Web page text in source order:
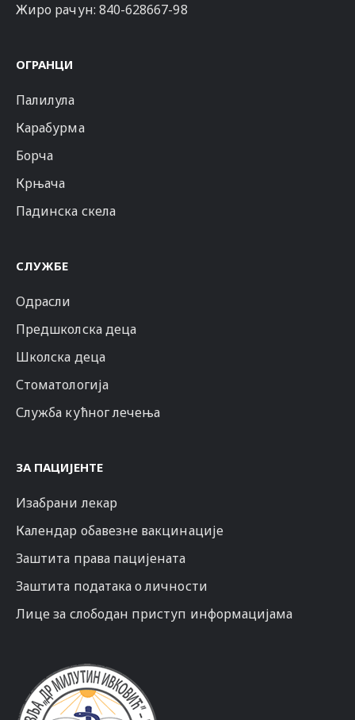
Жиро рачун: 840-628667-98
ОГРАНЦИ
Палилула
Карабурма
Борча
Крњача
Падинска скела
СЛУЖБЕ
Одрасли
Предшколска деца
Школска деца
Стоматологија
Служба кућног лечења
ЗА ПАЦИЈЕНТЕ
Изабрани лекар
Календар обавезне вакцинације
Заштита права пацијената
Заштита података о личности
Лице за слободан приступ информацијама